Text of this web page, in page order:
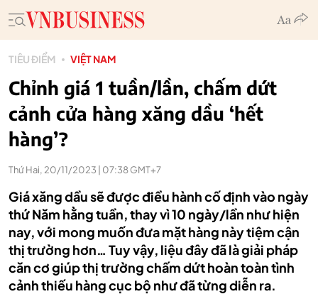
TIÊU ĐIỂM VIỆT NAM
Chỉnh giá 1 tuần/lần, chấm dứt
cảnh cửa hàng xăng dầu ‘hết
hàng’?
Thứ Hai, 20/11/2023 | 07:38 GMT+7
Giá xăng dầu sẽ được điều hành cố định vào ngày
thứ Năm hằng tuần, thay vì 10 ngày/lần như hiện
nay, với mong muốn đưa mặt hàng này tiệm cận
thị trường hơn… Tuy vậy, liệu đây đã là giải pháp
căn cơ giúp thị trường chấm dứt hoàn toàn tình
cảnh thiếu hàng cục bộ như đã từng diễn ra.